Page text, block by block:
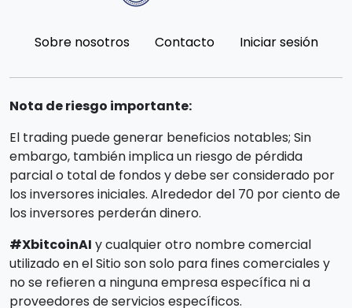
Sobre nosotros Contacto Iniciar sesión
Nota de riesgo importante:
El trading puede generar beneficios notables; Sin
embargo, también implica un riesgo de pérdida
parcial o total de fondos y debe ser considerado por
los inversores iniciales. Alrededor del 70 por ciento de
los inversores perderán dinero.
#XbitcoinAI y cualquier otro nombre comercial
utilizado en el Sitio son solo para fines comerciales y
no se refieren a ninguna empresa específica ni a
proveedores de servicios específicos.